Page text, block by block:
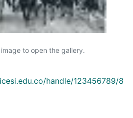
to open the gallery.
handle/123456789/8